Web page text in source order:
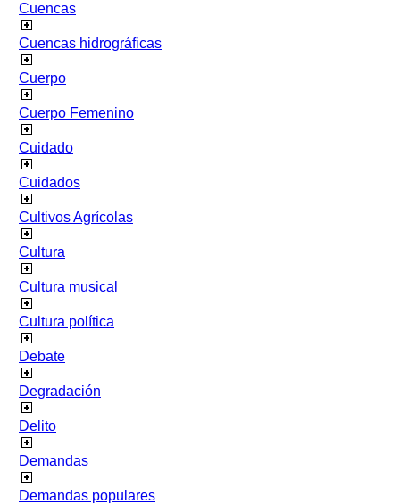
Cuencas
Cuencas hidrográficas
Cuerpo
Cuerpo Femenino
Cuidado
Cuidados
Cultivos Agrícolas
Cultura
Cultura musical
Cultura política
Debate
Degradación
Delito
Demandas
Demandas populares